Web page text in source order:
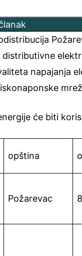
napajanja
će biti
opština
Požarevac